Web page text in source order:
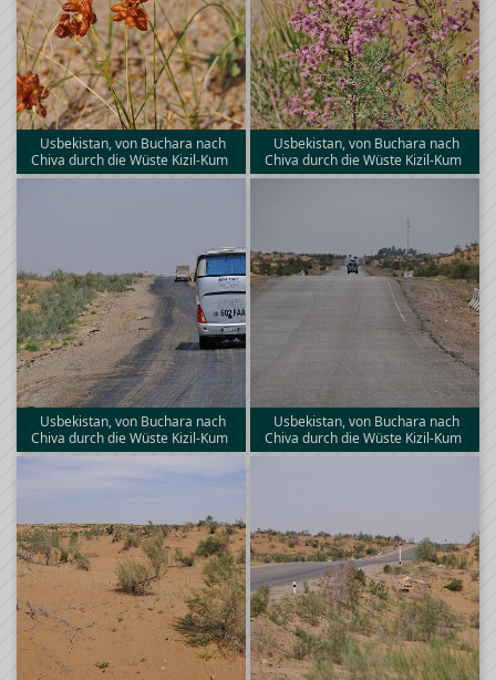
Usbekistan, von Buchara nach
Chiva durch die Wüste Kizil-Kum
Usbekistan, von Buchara nach
Chiva durch die Wüste Kizil-Kum
Usbekistan, von Buchara nach
Chiva durch die Wüste Kizil-Kum
Usbekistan, von Buchara nach
Chiva durch die Wüste Kizil-Kum